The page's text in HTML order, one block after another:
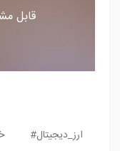
قابل
ارز_دیجیتال#